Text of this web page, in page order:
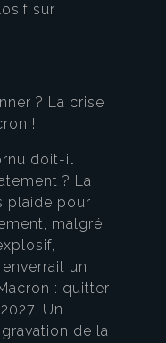
sur
? La crise
!
doit-il
? La
plaide pour
malgré
un
: quitter
Un
de la